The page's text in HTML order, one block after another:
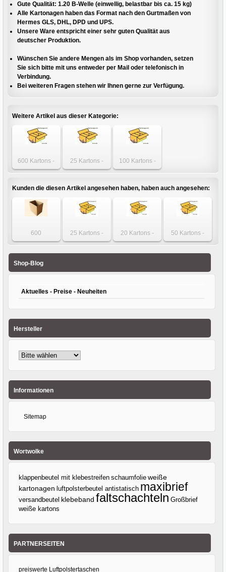
Gute Qualität: 1.20 B-Welle (einwellig, belastbar bis ca. 15 kg)
Alle Kartonagen haben das Format nach den Gurtmaßen von
Hermes GLS, DHL, DPD und UPS.
Unsere Ware entspricht einer sehr guten Qualität aus
deutscher Produktion.
Wünschen Sie andere Mengen als im Shop vorhanden, setzen
Sie sich bitte mit uns entweder per Mail oder telefonisch in
Verbindung.
Bei weiteren Fragen stehen wir Ihnen gerne zur Verfügung.
Weitere Artikel aus dieser Kategorie:
600 Kartons -
Karton 300 x 215
einwellig
25 Kartons -
Karton 300 x 215
einwellig
100 Kartons -
Karton 300 x 215
einwellig
Kunden die diesen Artikel angesehen haben, haben auch angesehen:
600
Faltschachteln -
280 x 230mm
25 Kartons -
Karton 400 x 400
20 Kartons -
Faltkarton 1200 x
50 Kartons -
einwelliger
Shop-Blog
Aktuelles - Preise - Neuheiten
Hersteller
Informationen
Sitemap
Wortwolke
klappenbeutel mit klebestreifen schaumfolie weiße
kartonagen luftpolsterbeutel antistatisch maxibrief
versandbeutel klebeband faltschachteln Großbrief
weiße kartons
PARTNERSEITEN
preiswerte Luftpolstertaschen